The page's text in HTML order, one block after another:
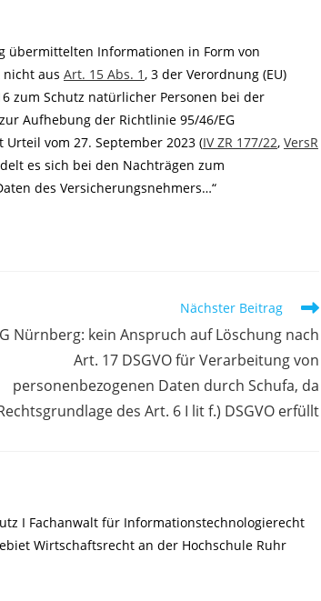
übermittelten Informationen in Form von
aus Art. 15 Abs. 1 , 3 der Verordnung (EU)
zum Schutz natürlicher Personen bei der
Aufhebung der Richtlinie 95/46/EG
Urteil vom 27. September 2023 (IV ZR 177/22, VersR
es sich bei den Nachträgen zum
des Versicherungsnehmers…“
Nächster Beitrag
Nürnberg: kein Anspruch auf Löschung nach
Art. 17 DSGVO für Verarbeitung von
personenbezogenen Daten durch Schufa, da
des Art. 6 I lit f.) DSGVO erfüllt
I Fachanwalt für Informationstechnologierecht
Wirtschaftsrecht an der Hochschule Ruhr